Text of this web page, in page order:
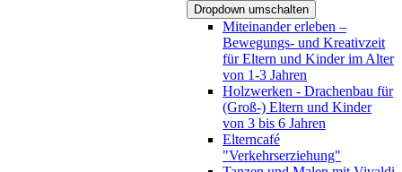
Dropdown umschalten
Miteinander erleben –
Bewegungs- und Kreativzeit
für Eltern und Kinder im Alter
von 1-3 Jahren
Holzwerken - Drachenbau für
(Groß-) Eltern und Kinder
von 3 bis 6 Jahren
Elterncafé
"Verkehrserziehung"